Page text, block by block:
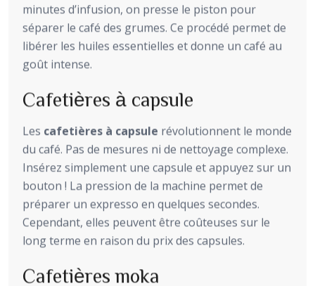
minutes d’infusion, on presse le piston pour
séparer le café des grumes. Ce procédé permet de
libérer les huiles essentielles et donne un café au
goût intense.
Cafetières à capsule
Les cafetières à capsule révolutionnent le monde
du café. Pas de mesures ni de nettoyage complexe.
Insérez simplement une capsule et appuyez sur un
bouton ! La pression de la machine permet de
préparer un expresso en quelques secondes.
Cependant, elles peuvent être coûteuses sur le
long terme en raison du prix des capsules.
Cafetières moka